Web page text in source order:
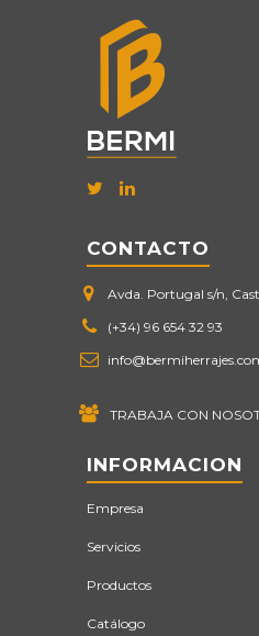
CONTACTO
Avda. Portugal s/n,
(+34) 96 654 32 93
TRABAJA CON
INFORMACION
Empresa
Servicios
Productos
Catálogo